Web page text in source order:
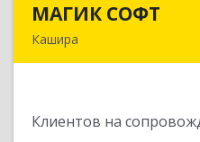
МАГИК СОФТ
Кашира
Клиентов на